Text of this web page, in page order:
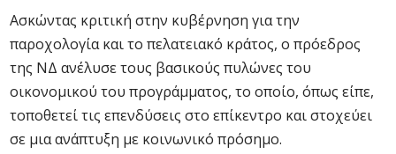
Ασκώντας κριτική στην κυβέρνηση για την
παροχολογία και το πελατειακό κράτος, ο πρόεδρος
της ΝΔ ανέλυσε τους βασικούς πυλώνες του
οικονομικού του προγράμματος, το οποίο, όπως είπε,
τοποθετεί τις επενδύσεις στο επίκεντρο και στοχεύει
σε μια ανάπτυξη με κοινωνικό πρόσημο.